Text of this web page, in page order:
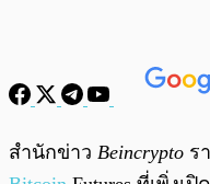
พร้อมเล่น
สำนักข่าว Beincrypto ร